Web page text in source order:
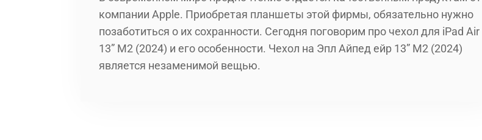
компании Apple. Приобретая планшеты этой фирмы, обязательно нужно
позаботиться о их сохранности. Сегодня поговорим про чехол для iPad Air
13” M2 (2024) и его особенности. Чехол на Эпл Айпед ейр 13” M2 (2024)
является незаменимой вещью.